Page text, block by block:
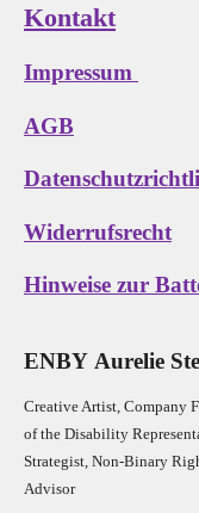
Kontakt
Impressum
AGB
Widerrufsrecht
Hinweise zur
ENBY Aurelie
Creative Artist, Company
of the Disability
Strategist, Non-Binary
Advisor